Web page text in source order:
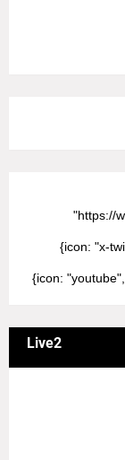
"https://
{icon: "x-
{icon:
Live2